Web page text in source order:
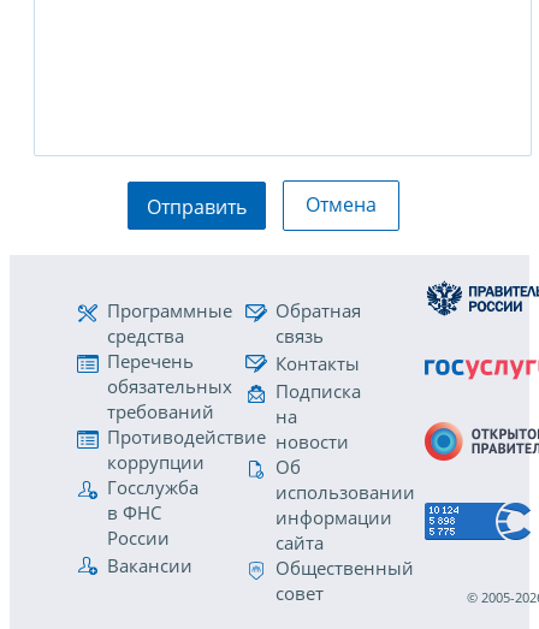
Отправить Отмена
Программные
средства
Перечень
обязательных
требований
Противодействие
коррупции
Госслужба
в ФНС
России
Вакансии
Обратная
связь
Контакты
Подписка
на
новости
Об
использовании
информации
сайта
Общественный
совет
© 2005-